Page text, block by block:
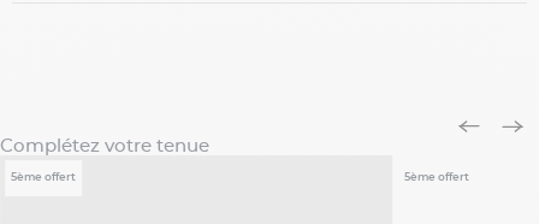
Complétez votre tenue
5ème offert 5ème offert